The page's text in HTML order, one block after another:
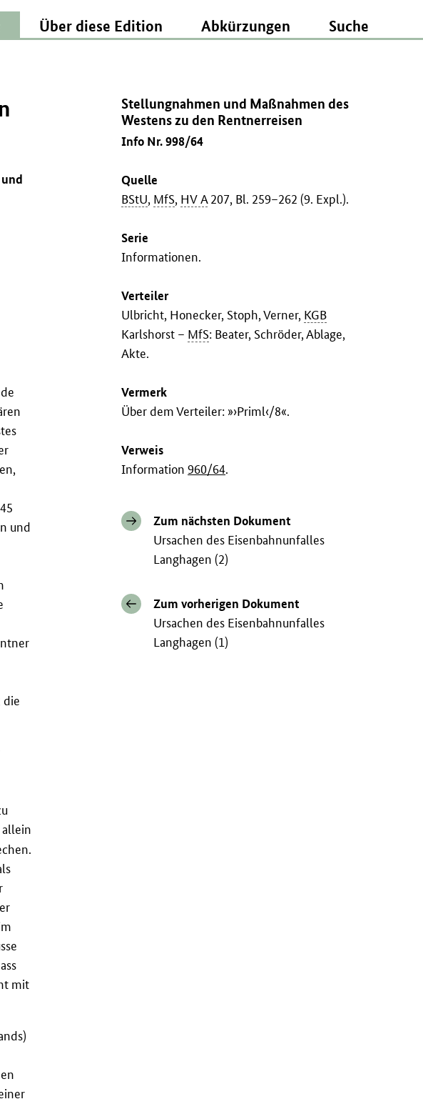
Über diese Edition Abkürzungen Suche
Stellungnahmen und Maßnahmen des
Westens zu den Rentnerreisen
Info Nr. 998/64
Quelle
BStU, MfS, HV A207, Bl. 259–262 (9. Expl.).
Serie
Informationen.
Verteiler
Ulbricht, Honecker, Stoph, Verner, KGB
Karlshorst – MfS: Beater, Schröder, Ablage,
Akte.
Vermerk
Über dem Verteiler: »›Priml‹/8«.
Verweis
Information960/64.
Zum nächsten Dokument
Ursachen des Eisenbahnunfalles
Langhagen (2)
Zum vorherigen Dokument
Ursachen des Eisenbahnunfalles
Langhagen (1)
und
die
allein
mit